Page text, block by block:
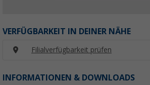
VERFÜGBARKEIT IN DEINER NÄHE
Filialverfügbarkeit prüfen
INFORMATIONEN & DOWNLOADS